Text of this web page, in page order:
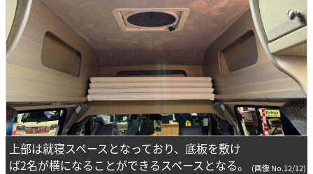
上部は就寝スペースとなっており、底板を敷け
ば2名が横になることができるスペースとなる。
(画像 No.12/12)